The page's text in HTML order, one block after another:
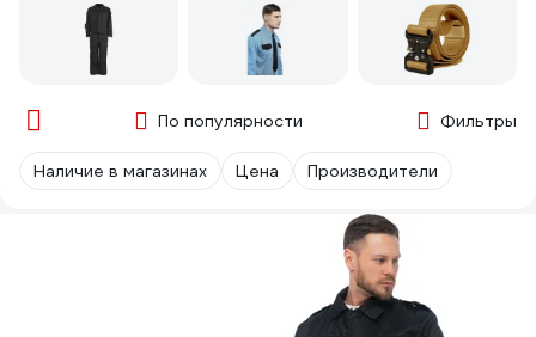
По популярности Фильтры
Наличие в магазинах Цена Производители